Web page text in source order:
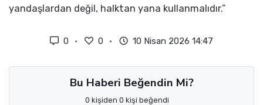
yandaşlardan değil, halktan yana kullanmalıdır.”
0 0 10 Nisan 2026 14:47
Bu Haberi Beğendin Mi?
0 kişiden 0 kişi beğendi